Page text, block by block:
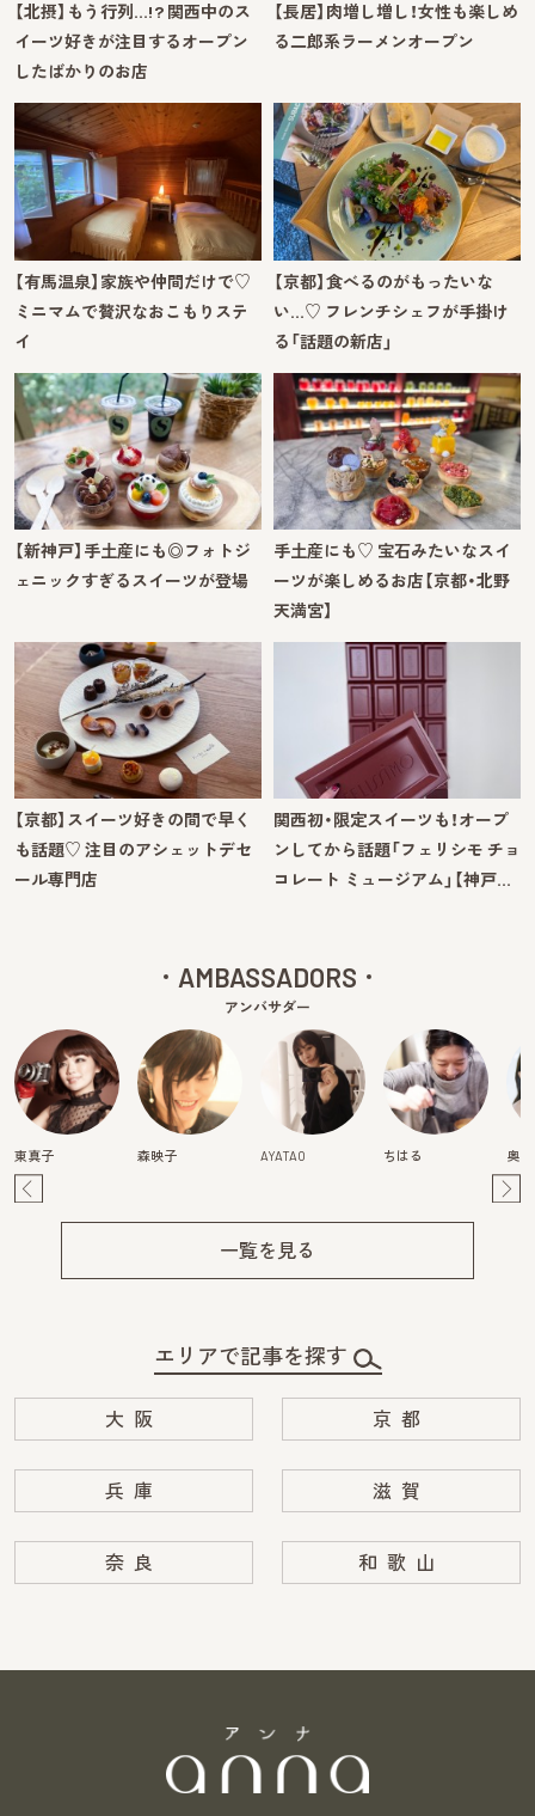
【北摂】もう行列…!? 関西中のス
イーツ好きが注目するオープン
したばかりのお店
【長居】肉増し増し！女性も楽しめ
る二郎系ラーメンオープン
【有馬温泉】家族や仲間だけで♡
ミニマムで贅沢なおこもりステ
イ
【京都】食べるのがもったいな
い…♡ フレンチシェフが手掛け
る「話題の新店」
【新神戸】手土産にも◎フォトジ
ェニックすぎるスイーツが登場
手土産にも♡ 宝石みたいなスイ
ーツが楽しめるお店【京都・北野
天満宮】
【京都】スイーツ好きの間で早く
も話題♡ 注目のアシェットデセ
ール専門店
関西初・限定スイーツも！オープ
ンしてから話題「フェリシモ チョ
コレート ミュージアム」【神戸…
AMBASSADORS
アンバサダー
東真子 森映子 AYATAO ちはる 奥
一覧を見る
エリアで記事を探す
大阪 京都
兵庫 滋賀
奈良 和歌山